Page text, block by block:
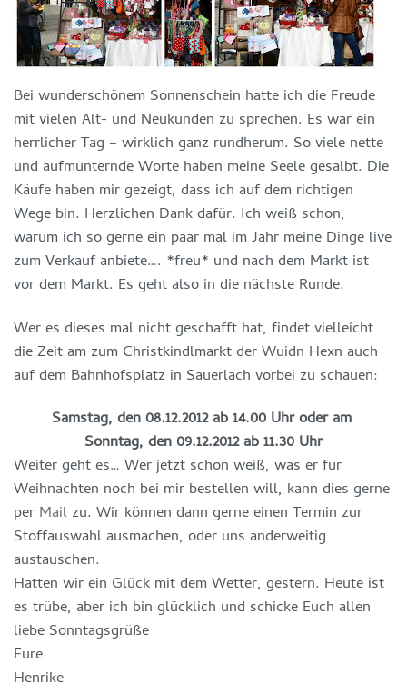
Bei wunderschönem Sonnenschein hatte ich die Freude
mit vielen Alt- und Neukunden zu sprechen. Es war ein
herrlicher Tag – wirklich ganz rundherum. So viele nette
und aufmunternde Worte haben meine Seele gesalbt. Die
Käufe haben mir gezeigt, dass ich auf dem richtigen
Wege bin. Herzlichen Dank dafür. Ich weiß schon,
warum ich so gerne ein paar mal im Jahr meine Dinge live
zum Verkauf anbiete…. *freu* und nach dem Markt ist
vor dem Markt. Es geht also in die nächste Runde.
Wer es dieses mal nicht geschafft hat, findet vielleicht
die Zeit am zum Christkindlmarkt der Wuidn Hexn auch
auf dem Bahnhofsplatz in Sauerlach vorbei zu schauen:
Samstag, den 08.12.2012 ab 14.00 Uhr oder am
Sonntag, den 09.12.2012 ab 11.30 Uhr
Weiter geht es… Wer jetzt schon weiß, was er für
Weihnachten noch bei mir bestellen will, kann dies gerne
per Mail zu. Wir können dann gerne einen Termin zur
Stoffauswahl ausmachen, oder uns anderweitig
austauschen.
Hatten wir ein Glück mit dem Wetter, gestern. Heute ist
es trübe, aber ich bin glücklich und schicke Euch allen
liebe Sonntagsgrüße
Eure
Henrike